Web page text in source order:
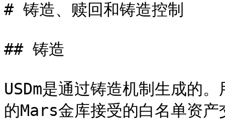
# 铸造、赎回和铸造控制
## 铸造
USDm是通过铸造机制生成
的Mars金库接受的白名单资